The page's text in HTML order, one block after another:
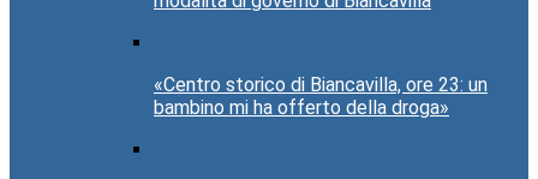
«Centro storico di Biancavilla, ore 23: un
bambino mi ha offerto della droga»